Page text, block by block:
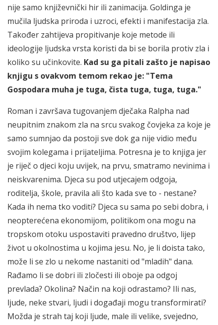
nije samo književnički hir ili zanimacija. Goldinga je
mučila ljudska priroda i uzroci, efekti i manifestacija zla.
Također zahtijeva propitivanje koje metode ili
ideologije ljudska vrsta koristi da bi se borila protiv zla i
koliko su učinkovite. Kad su ga pitali zašto je napisao
knjigu s ovakvom temom rekao je: "Tema
Gospodara muha je tuga, čista tuga, tuga, tuga."
Roman i završava tugovanjem dječaka Ralpha nad
neupitnim znakom zla na srcu svakog čovjeka za koje je
samo sumnjao da postoji sve dok ga nije vidio među
svojim kolegama i prijateljima. Potresna je to knjiga jer
je riječ o djeci koju uvijek, na prvu, smatramo nevinima i
neiskvarenima. Djeca su pod utjecajem odgoja,
roditelja, škole, pravila ali što kada sve to - nestane?
Kada ih nema tko voditi? Djeca su sama po sebi dobra, i
neopterećena ekonomijom, politikom ona mogu na
tropskom otoku uspostaviti pravedno društvo, lijep
život u okolnostima u kojima jesu. No, je li doista tako,
može li se zlo u nekome nastaniti od "mladih" dana.
Rađamo li se dobri ili zločesti ili oboje pa odgoj
prevlada? Okolina? Način na koji odrastamo? Ili nas,
ljude, neke stvari, ljudi i događaji mogu transformirati?
Možda je strah taj koji ljude, male ili velike, svejedno,